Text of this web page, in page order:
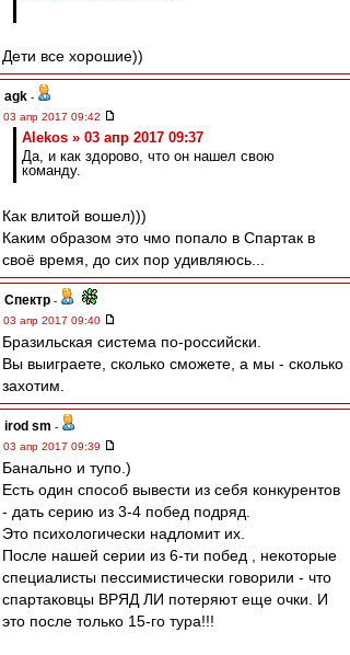
Дети все хорошие))
agk -
03 апр 2017 09:42
Alekos » 03 апр 2017 09:37
Да, и как здорово, что он нашел свою
команду.
Как влитой вошел)))
Каким образом это чмо попало в Спартак в
своё время, до сих пор удивляюсь...
Спектр -
03 апр 2017 09:40
Бразильская система по-российски.
Вы выиграете, сколько сможете, а мы - сколько
захотим.
irod sm -
03 апр 2017 09:39
Банально и тупо.)
Есть один способ вывести из себя конкурентов
- дать серию из 3-4 побед подряд.
Это психологически надломит их.
После нашей серии из 6-ти побед , некоторые
специалисты пессимистически говорили - что
спартаковцы ВРЯД ЛИ потеряют еще очки. И
это после только 15-го тура!!!